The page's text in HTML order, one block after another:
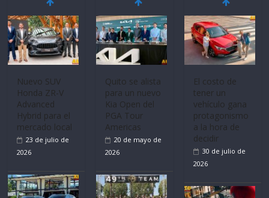
Volvo
reingresa a
Ecuador de la
mano de
Inchcape y
lanza dos
PHEV
2026
La FEDAK
recibe 12
Sinotruk
Bolden para
cubrir las rutas
de La Vuelta
31 de julio de
Ultima película
‘Spider‑Man:
Brand New
Day’ pone en
escena a
BMW
29 de julio de
2026